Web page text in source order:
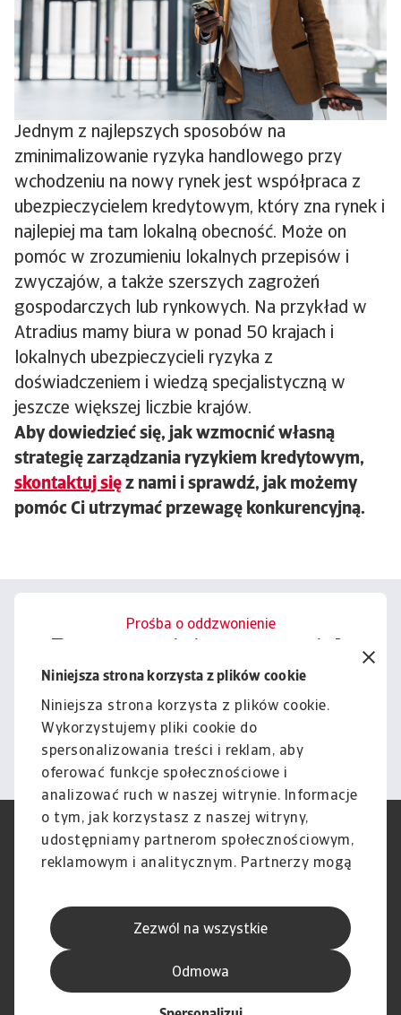
Niniejsza strona korzysta z plików cookie
Niniejsza strona korzysta z plików cookie.
Wykorzystujemy pliki cookie do
spersonalizowania treści i reklam, aby
oferować funkcje społecznościowe i
analizować ruch w naszej witrynie. Informacje
o tym, jak korzystasz z naszej witryny,
udostępniamy partnerom społecznościowym,
reklamowym i analitycznym. Partnerzy mogą
otrzymanymi od Ciebie lub uzyskanymi
podczas korzystania z ich usług.
Zezwól na wszystkie
Odmowa
Jednym z najlepszych sposobów na
zminimalizowanie ryzyka handlowego przy
wchodzeniu na nowy rynek jest współpraca z
ubezpieczycielem kredytowym, który zna rynek i
najlepiej ma tam lokalną obecność. Może on
pomóc w zrozumieniu lokalnych przepisów i
zwyczajów, a także szerszych zagrożeń
gospodarczych lub rynkowych. Na przykład w
Atradius mamy biura w ponad 50 krajach i
lokalnych ubezpieczycieli ryzyka z
doświadczeniem i wiedzą specjalistyczną w
jeszcze większej liczbie krajów.
Aby dowiedzieć się, jak wzmocnić własną
strategię zarządzania ryzykiem kredytowym,
skontaktuj się z nami i sprawdź, jak możemy
pomóc Ci utrzymać przewagę konkurencyjną.
Prośba o oddzwonienie
możemy wesprzeć Cię w
zarządzaniu ryzykiem.
Kontakt
RODO
Polityka Prywatności
Informacje o plikach cookie
Polityka Speak Up
Skargi i reklamacje (Regulamin
obowiązujący od dnia 13 lutego
Skargi i reklamacje (Regulamin
obowiązujący do dnia 12 lutego